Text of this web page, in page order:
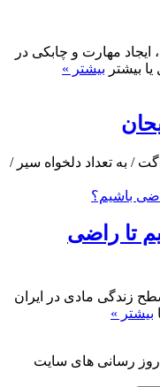
مهارت و چابکی در
بیشتر »
/ به تعداد دلخواه سیر /
تا راضی
زندگی مادی در ایران
بیشتر »
روز رسانی های سایت